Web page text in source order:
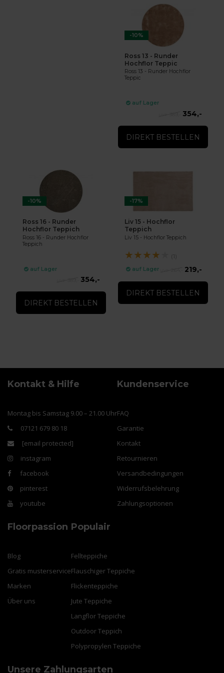
-10%
Ross 13 - Runder
Hochflor Teppic
Ross 13 - Runder Hochflor
Teppic
auf Lager
354,-
DIREKT BESTELLEN
-10%
Ross 16 - Runder
Hochflor Teppich
Ross 16 - Runder Hochflor
Teppich
auf Lager
354,-
DIREKT BESTELLEN
-17%
Liv 15 - Hochflor
Teppich
Liv 15 - Hochflor Teppich
★★★★ (1)
auf Lager 219,-
DIREKT BESTELLEN
Kontakt & Hilfe
Montag bis Samstag 9.00 – 21.00 Uhr
07121 679 80 18
[email protected]
instagram
facebook
pinterest
youtube
Kundenservice
FAQ
Garantie
Kontakt
Retournieren
Versandbedingungen
Widerrufsbelehrung
Zahlungsoptionen
Floorpassion
Blog
Gratis musterservice
Marken
Über uns
Populair
Fellteppiche
Flauschiger Teppiche
Flickenteppiche
Jute Teppiche
Langflor Teppiche
Outdoor Teppich
Polypropylen Teppiche
Unsere Zahlungsarten